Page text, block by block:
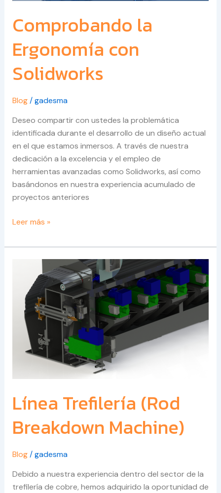
Comprobando la
Ergonomía con
Solidworks
Blog/gadesma
Deseo compartir con ustedes la problemática
identificada durante el desarrollo de un diseño actual
en el que estamos inmersos. A través de nuestra
dedicación a la excelencia y el empleo de
herramientas avanzadas como Solidworks, así como
basándonos en nuestra experiencia acumulado de
proyectos anteriores
Leer más »
Línea Trefilería (Rod
Breakdown Machine)
Blog/gadesma
Debido a nuestra experiencia dentro del sector de la
trefilería de cobre, hemos adquirido la oportunidad de
Trefilería
(Rod
Breakdown
Machine)